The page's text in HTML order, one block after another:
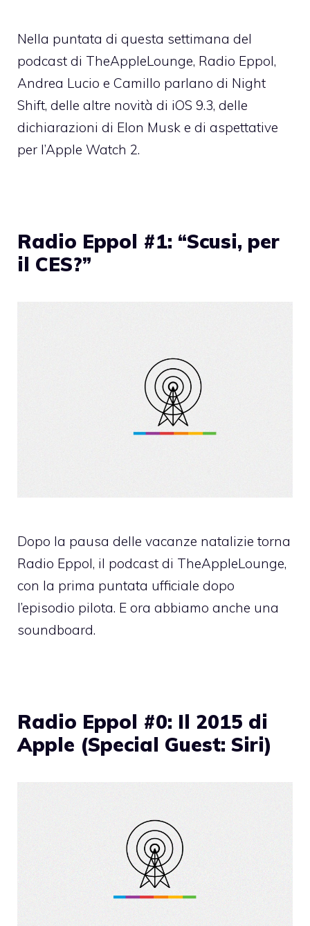
Nella puntata di questa settimana del
podcast di TheAppleLounge, Radio Eppol,
Andrea Lucio e Camillo parlano di Night
Shift, delle altre novità di iOS 9.3, delle
dichiarazioni di Elon Musk e di aspettative
per l’Apple Watch 2.
Radio Eppol #1: “Scusi, per
il CES?”
Dopo la pausa delle vacanze natalizie torna
Radio Eppol, il podcast di TheAppleLounge,
con la prima puntata ufficiale dopo
l’episodio pilota. E ora abbiamo anche una
soundboard.
Radio Eppol #0: Il 2015 di
Apple (Special Guest: Siri)